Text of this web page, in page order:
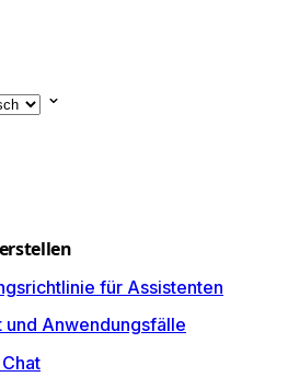
für Assistenten
und Anwendungsfälle